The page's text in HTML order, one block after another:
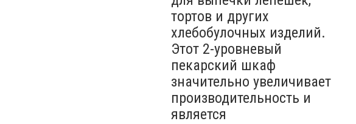
тортов и других
хлебобулочных изделий.
Этот 2-уровневый
пекарский шкаф
значительно увеличивает
производительность и
является